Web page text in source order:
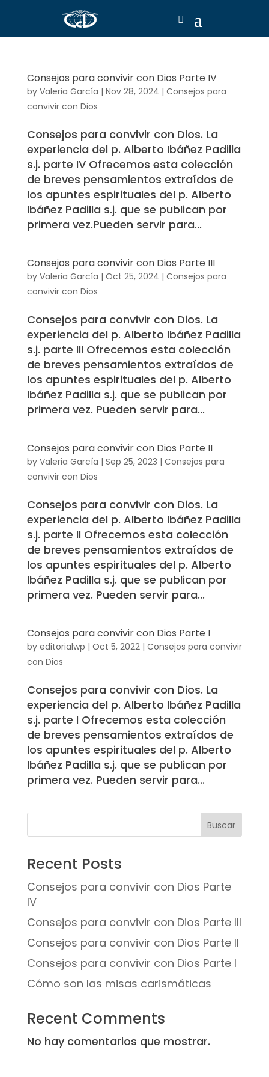
Consejos para convivir con Dios Parte IV
by Valeria García | Nov 28, 2024 | Consejos para
convivir con Dios
Consejos para convivir con Dios. La
experiencia del p. Alberto Ibáñez Padilla
s.j. parte IV Ofrecemos esta colección
de breves pensamientos extraídos de
los apuntes espirituales del p. Alberto
Ibáñez Padilla s.j. que se publican por
primera vez.Pueden servir para...
Consejos para convivir con Dios Parte III
by Valeria García | Oct 25, 2024 | Consejos para
convivir con Dios
Consejos para convivir con Dios. La
experiencia del p. Alberto Ibáñez Padilla
s.j. parte III Ofrecemos esta colección
de breves pensamientos extraídos de
los apuntes espirituales del p. Alberto
Ibáñez Padilla s.j. que se publican por
primera vez. Pueden servir para...
Consejos para convivir con Dios Parte II
by Valeria García | Sep 25, 2023 | Consejos para
convivir con Dios
Consejos para convivir con Dios. La
experiencia del p. Alberto Ibáñez Padilla
s.j. parte II Ofrecemos esta colección
de breves pensamientos extraídos de
los apuntes espirituales del p. Alberto
Ibáñez Padilla s.j. que se publican por
primera vez. Pueden servir para...
Consejos para convivir con Dios Parte I
by editorialwp | Oct 5, 2022| Consejos para convivir
con Dios
Consejos para convivir con Dios. La
experiencia del p. Alberto Ibáñez Padilla
s.j. parte I Ofrecemos esta colección
de breves pensamientos extraídos de
los apuntes espirituales del p. Alberto
Ibáñez Padilla s.j. que se publican por
primera vez. Pueden servir para...
Buscar
Recent Posts
Consejos para convivir con Dios Parte
IV
Consejos para convivir con Dios Parte III
Consejos para convivir con Dios Parte II
Consejos para convivir con Dios Parte I
Cómo son las misas carismáticas
Recent Comments
No hay comentarios que mostrar.